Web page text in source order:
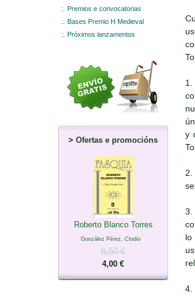
:.
Premios e convocatorias
:.
Bases Premio H Medieval
:.
Próximos lanzamentos
> Ofertas e promocións
Roberto Blanco Torres
González Pérez, Clodio
6,50 €
4,00 €
y
2.
3.
lo
4.